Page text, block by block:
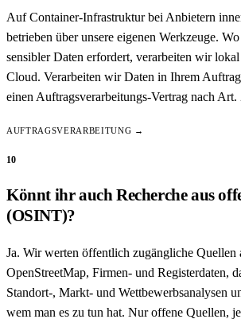
Auf Container-Infrastruktur bei Anbietern
betrieben über unsere eigenen Werkzeuge.
sensibler Daten erfordert, verarbeiten wir
Cloud. Verarbeiten wir Daten in Ihrem
einen Auftragsverarbeitungs-Vertrag nach
AUFTRAGSVERARBEITUNG →
10
Könnt ihr auch Recherche aus
(OSINT)?
Ja. Wir werten öffentlich zugängliche
OpenStreetMap, Firmen- und Registerdaten,
Standort-, Markt- und Wettbewerbsanalysen
wem man es zu tun hat. Nur offene Quellen,